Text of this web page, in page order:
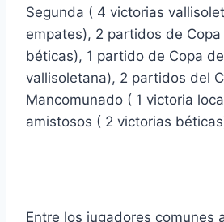
Segunda ( 4 victorias
empates), 2 partidos de
béticas), 1 partido de Copa
vallisoletana), 2 partidos del
Mancomunado ( 1 victoria
amistosos ( 2 victorias
Entre los jugadores comunes